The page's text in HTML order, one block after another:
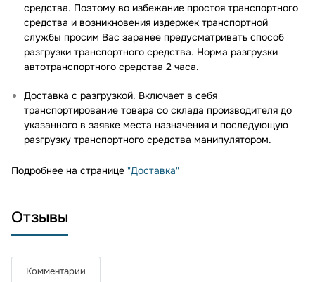
средства. Поэтому во избежание простоя транспортного
средства и возникновения издержек транспортной
службы просим Вас заранее предусматривать способ
разгрузки транспортного средства. Норма разгрузки
автотранспортного средства 2 часа.
Доставка с разгрузкой. Включает в себя
транспортирование товара со склада производителя до
указанного в заявке места назначения и последующую
разгрузку транспортного средства манипулятором.
Подробнее на странице "Доставка"
Отзывы
Комментарии